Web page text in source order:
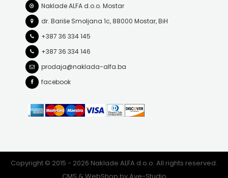
HNŽ
V.B.Z.
VERBUM
VORTO
ZNANJE
Naklade ALFA d.o.o. Mostar
dr. Bariše Smoljana 1c, 88000 Mostar, BiH
+387 36 334 145
+387 36 334 146
prodaja@naklada-alfa.ba
facebook
Copyright © 2015 - 2026 Naklade ALFA d.o.o. All rights reserved.